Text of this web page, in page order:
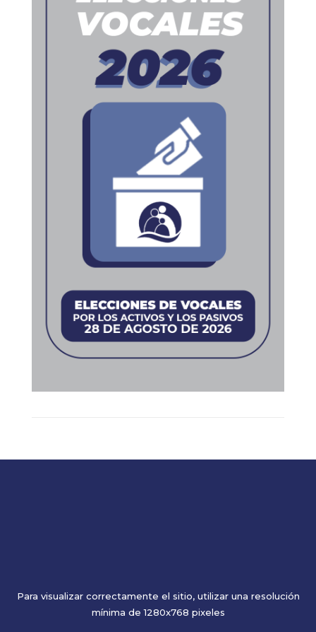
Para visualizar correctamente el sitio, utilizar una resolución
mínima de 1280x768 pixeles